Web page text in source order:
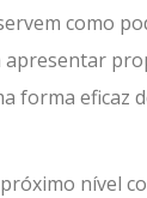
como
forma eficaz
nível